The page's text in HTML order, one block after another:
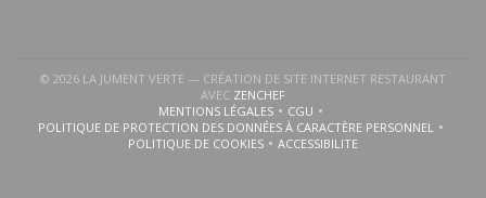
© 2026 LA JUMENT VERTE — CRÉATION DE SITE INTERNET RESTAURANT
AVEC ZENCHEF((OUVRE UNE NOUVELLE FENÊTRE))
MENTIONS LÉGALES((OUVRE UNE NOUVELLE FENÊTRE))
CGU((OUVRE UNE NOUVELLE
POLITIQUE DE PROTECTION DES DONNÉES À CARACTÈRE PERSONNEL
((OUVRE UNE NOUVELLE FENÊTRE))
POLITIQUE DE COOKIES((OUVRE UNE NOUVELLE FENÊTRE))
ACCESSIBILITE((OUVRE UNE NOUVELLE